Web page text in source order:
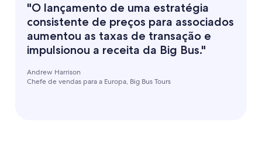
"O lançamento de uma estratégia
consistente de preços para associados
aumentou as taxas de transação e
impulsionou a receita da Big Bus."
Andrew Harrison
Chefe de vendas para a Europa, Big Bus Tours